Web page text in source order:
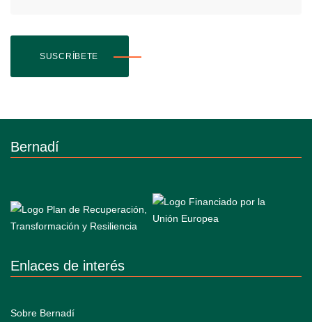
SUSCRÍBETE
Bernadí
Enlaces de interés
Sobre Bernadí